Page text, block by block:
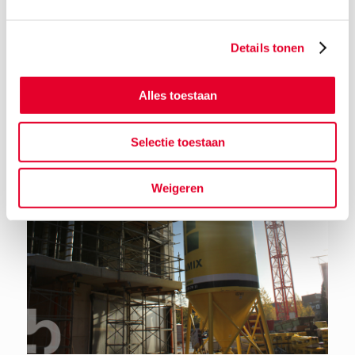
Details tonen
Alles toestaan
Selectie toestaan
Weigeren